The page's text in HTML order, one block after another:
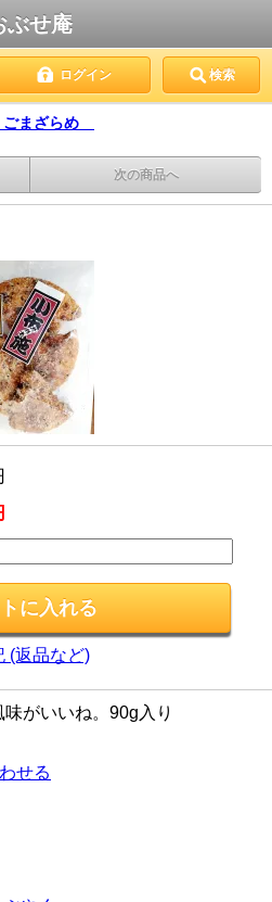
ぶせ庵
ログイン 検索
まざらめ
次の商品へ
(返品など)
がいいね。90g入り
せる